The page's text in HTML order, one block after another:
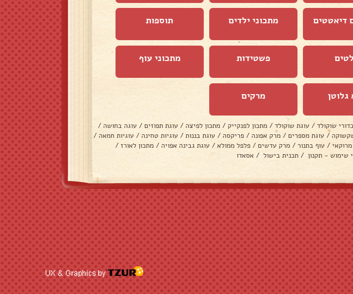
דיאטטים מתכוני ילדים תוספות
פשטידות מתכוני עוף
גלוטן מרקים
כדורי שוקולד / עוגת שוקולד / מתכון לפנקייק / מתכון לפיצה / עוגת תפוזים / עוגה בחושה /
/ עוגת מספרים / מרק אפונה / פריקסה / עוגת בננות / עוגיות טחינה / עוגיות חמאה /
/ עוף בתנור / מרק עדשים / פלפל ממולא / עוגת גבינה אפויה / מתכון לאורז /
שימוש - תקנון / תכנית בישול / אסאדו